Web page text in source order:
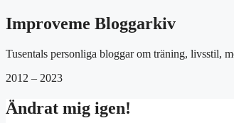
Improveme Bloggarkiv
Tusentals personliga bloggar om träning, livsstil,
2012 – 2023
Ändrat mig igen!